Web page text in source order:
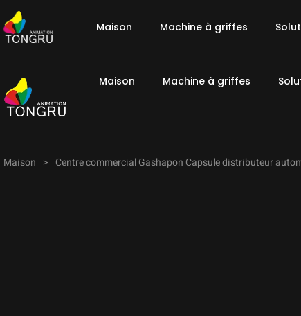
Maison Machine à griffes
Maison Machine à griffes
Maison > Centre commercial Gashapon Capsule distributeur